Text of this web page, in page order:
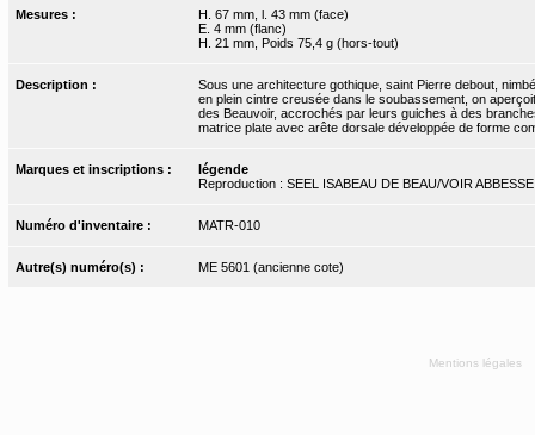
Mesures :
H. 67 mm, l. 43 mm (face)
E. 4 mm (flanc)
H. 21 mm, Poids 75,4 g (hors-tout)
Description :
Sous une architecture gothique, saint Pierre debout,
en plein cintre creusée dans le soubassement, on
des Beauvoir, accrochés par leurs guiches à des
matrice plate avec arête dorsale développée de forme
Marques et inscriptions :
légende
Reproduction : SEEL ISABEAU DE BEAU/VOIR
Numéro d'inventaire : MATR-010
Autre(s) numéro(s) : ME 5601 (ancienne cote)
Mentions légales